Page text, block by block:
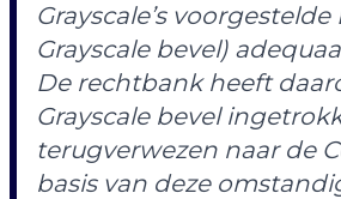
Grayscale’s voorgestelde
Grayscale bevel)
De rechtbank heeft
Grayscale bevel
terugverwezen naar de
basis van deze